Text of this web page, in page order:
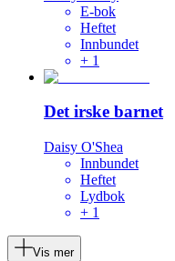
E-bok
Heftet
Innbundet
+ 1
Det irske barnet
Daisy O'Shea
Innbundet
Heftet
Lydbok
+ 1
Vis mer